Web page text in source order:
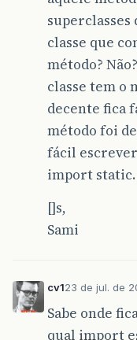
superclasses
classe que
método?
classe tem o
decente fica
método foi
fácil
import static.
[]s,
Sami
cv123 de jul. de
Sabe onde
qual import